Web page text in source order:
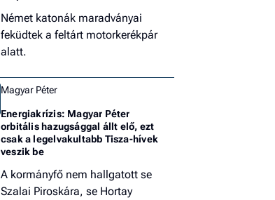
Német katonák maradványai
feküdtek a feltárt motorkerékpár
alatt.
Magyar Péter
Energiakrízis: Magyar Péter
orbitális hazugsággal állt elő, ezt
csak a legelvakultabb Tisza-hívek
veszik be
A kormányfő nem hallgatott se
Szalai Piroskára, se Hortay